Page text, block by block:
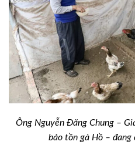
Ông Nguyễn Đăng Chung –
bảo tồn gà Hồ – đang